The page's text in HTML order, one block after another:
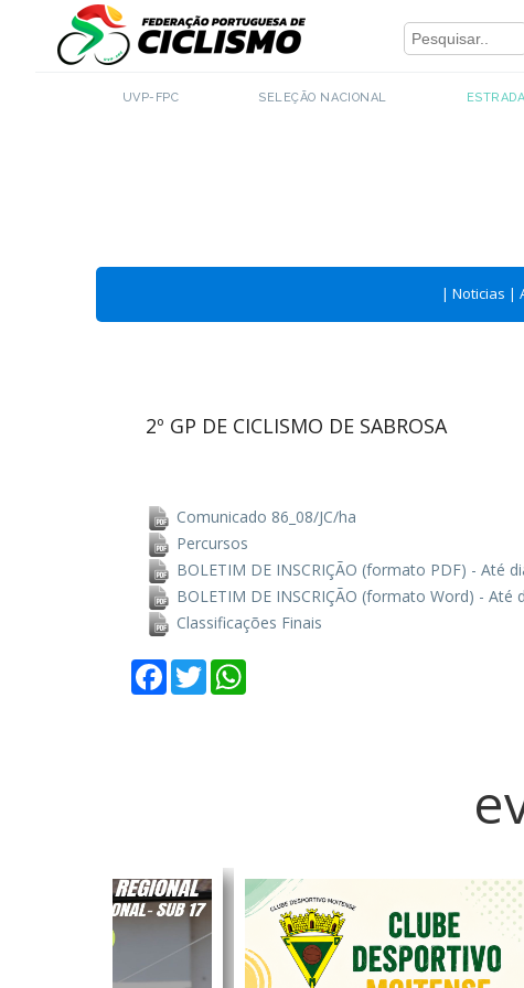
UVP-FPC SELEÇÃO NACIONAL ESTRADA
| Noticias |
2º GP DE CICLISMO DE SABROSA
Comunicado 86_08/JC/ha
Percursos
BOLETIM DE INSCRIÇÃO (formato PDF) - Até
BOLETIM DE INSCRIÇÃO (formato Word) - Até
Classificações Finais
Facebook
Twitter